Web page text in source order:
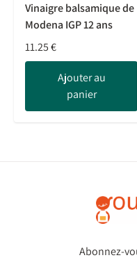
Vinaigre balsamique de
Modena IGP 12 ans
11.25€
Ajouter au
panier
Abonnez-